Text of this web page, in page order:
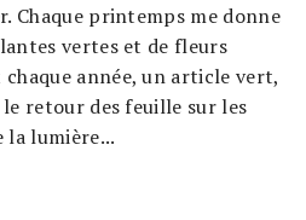
Chaque printemps me donne
vertes et de fleurs
chaque année, un article vert,
retour des feuille sur les
la lumière...